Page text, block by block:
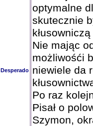
Desperado
optymalne
skutecznie
Nie mając
możliwośći
niewiele da
Po raz
Pisał o
Szymon,